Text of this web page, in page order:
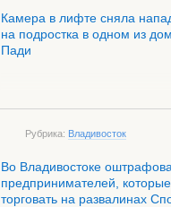
Камера в лифте сняла
на подростка в одном из
Пади
Рубрика: Владивосток
Во Владивостоке
предпринимателей,
торговать на развалинах